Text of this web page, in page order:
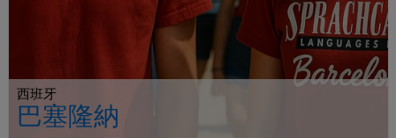
西班牙
巴塞隆納